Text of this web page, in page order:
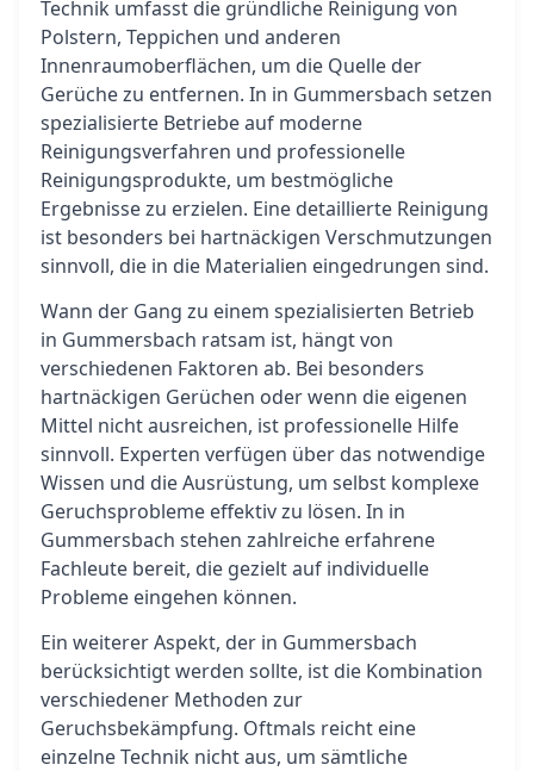
Technik umfasst die gründliche Reinigung von
Polstern, Teppichen und anderen
Innenraumoberflächen, um die Quelle der
Gerüche zu entfernen. In in Gummersbach setzen
spezialisierte Betriebe auf moderne
Reinigungsverfahren und professionelle
Reinigungsprodukte, um bestmögliche
Ergebnisse zu erzielen. Eine detaillierte Reinigung
ist besonders bei hartnäckigen Verschmutzungen
sinnvoll, die in die Materialien eingedrungen sind.
Wann der Gang zu einem spezialisierten Betrieb
in Gummersbach ratsam ist, hängt von
verschiedenen Faktoren ab. Bei besonders
hartnäckigen Gerüchen oder wenn die eigenen
Mittel nicht ausreichen, ist professionelle Hilfe
sinnvoll. Experten verfügen über das notwendige
Wissen und die Ausrüstung, um selbst komplexe
Geruchsprobleme effektiv zu lösen. In in
Gummersbach stehen zahlreiche erfahrene
Fachleute bereit, die gezielt auf individuelle
Probleme eingehen können.
Ein weiterer Aspekt, der in Gummersbach
berücksichtigt werden sollte, ist die Kombination
verschiedener Methoden zur
Geruchsbekämpfung. Oftmals reicht eine
einzelne Technik nicht aus, um sämtliche